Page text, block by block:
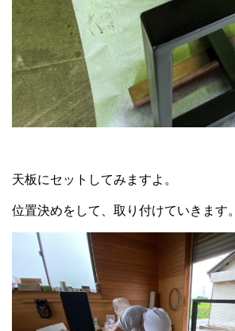
天板にセットしてみますよ。
位置決めをして、取り付けていきます。